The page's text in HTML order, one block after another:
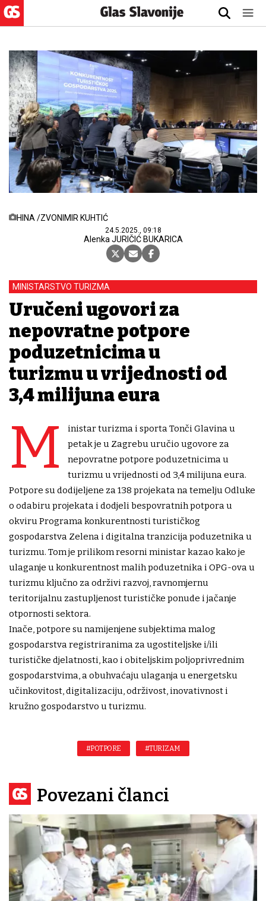
HINA /ZVONIMIR KUHTIĆ
24.5.2025., 09:18
Alenka JURIČIĆ BUKARICA
MINISTARSTVO TURIZMA
Uručeni ugovori za
nepovratne potpore
poduzetnicima u
turizmu u vrijednosti od
3,4 milijuna eura
M
inistar turizma i sporta Tonči Glavina u
petak je u Zagrebu uručio ugovore za
nepovratne potpore poduzetnicima u
turizmu u vrijednosti od 3,4 milijuna eura.
Potpore su dodijeljene za 138 projekata na temelju Odluke
o odabiru projekata i dodjeli bespovratnih potpora u
okviru Programa konkurentnosti turističkog
gospodarstva Zelena i digitalna tranzicija poduzetnika u
turizmu. Tom je prilikom resorni ministar kazao kako je
ulaganje u konkurentnost malih poduzetnika i OPG-ova u
turizmu ključno za održivi razvoj, ravnomjernu
teritorijalnu zastupljenost turističke ponude i jačanje
otpornosti sektora.
Inače, potpore su namijenjene subjektima malog
gospodarstva registriranima za ugostiteljske i/ili
turističke djelatnosti, kao i obiteljskim poljoprivrednim
gospodarstvima, a obuhvaćaju ulaganja u energetsku
učinkovitost, digitalizaciju, održivost, inovativnost i
kružno gospodarstvo u turizmu.
#POTPORE #TURIZAM
Povezani članci